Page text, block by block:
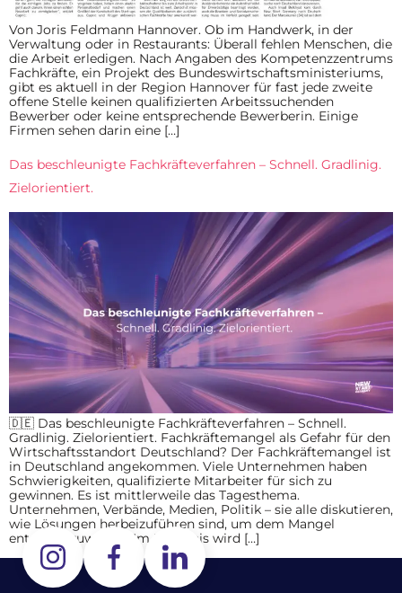
Von Joris Feldmann Hannover. Ob im Handwerk, in der
Verwaltung oder in Restaurants: Überall fehlen Menschen, die
die Arbeit erledigen. Nach Angaben des Kompetenzzentrums
Fachkräfte, ein Projekt des Bundeswirtschaftsministeriums,
gibt es aktuell in der Region Hannover für fast jede zweite
offene Stelle keinen qualifizierten Arbeitssuchenden
Bewerber oder keine entsprechende Bewerberin. Einige
Firmen sehen darin eine […]
Das beschleunigte Fachkräfteverfahren – Schnell. Gradlinig.
Zielorientiert.
🇩🇪 Das beschleunigte Fachkräfteverfahren – Schnell.
Gradlinig. Zielorientiert. Fachkräftemangel als Gefahr für den
Wirtschaftsstandort Deutschland? Der Fachkräftemangel ist
in Deutschland angekommen. Viele Unternehmen haben
Schwierigkeiten, qualifizierte Mitarbeiter für sich zu
gewinnen. Es ist mittlerweile das Tagesthema.
Unternehmen, Verbände, Medien, Politik – sie alle diskutieren,
wie Lösungen herbeizuführen sind, um dem Mangel
entgegenzuwirken. Im Ergebnis wird […]